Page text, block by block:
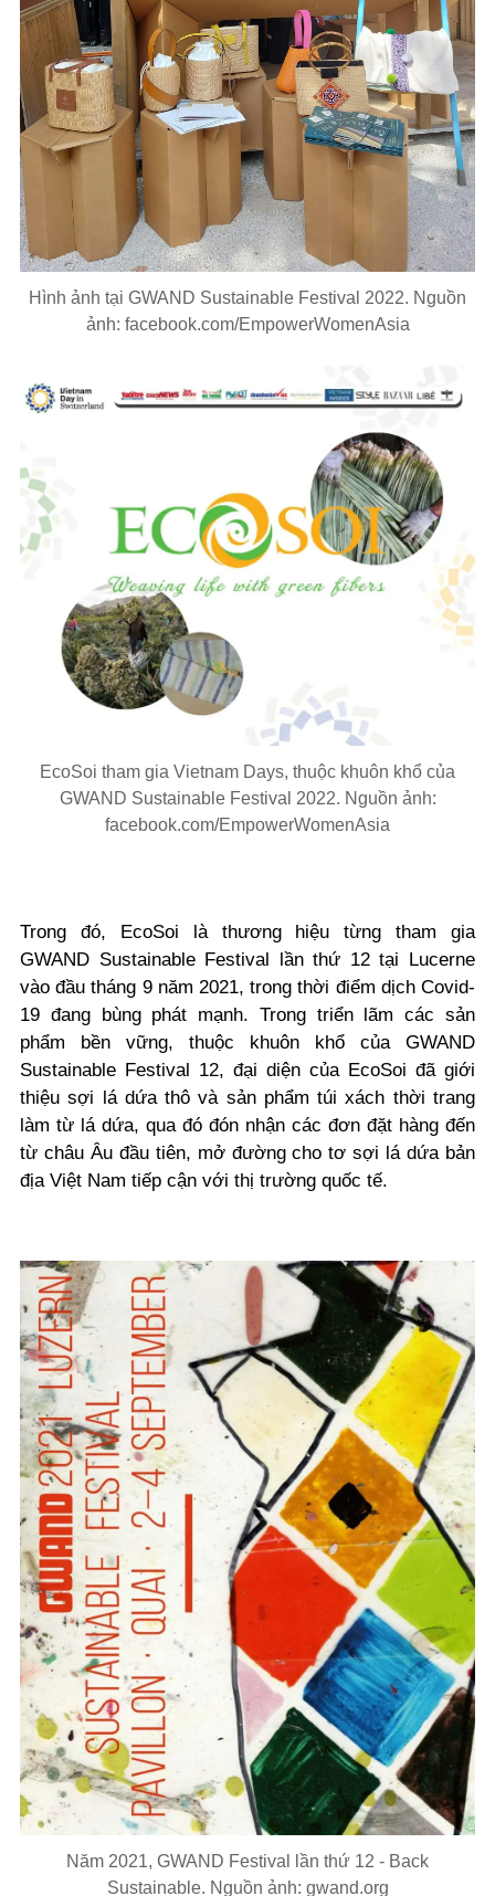
Hình ảnh tại GWAND Sustainable Festival 2022. Nguồn
ảnh: facebook.com/EmpowerWomenAsia
EcoSoi tham gia Vietnam Days, thuộc khuôn khổ của
GWAND Sustainable Festival 2022. Nguồn ảnh:
facebook.com/EmpowerWomenAsia
Trong đó, EcoSoi là thương hiệu từng tham gia
GWAND Sustainable Festival lần thứ 12 tại Lucerne
vào đầu tháng 9 năm 2021, trong thời điểm dịch Covid-
19 đang bùng phát mạnh. Trong triển lãm các sản
phẩm bền vững, thuộc khuôn khổ của GWAND
Sustainable Festival 12, đại diện của EcoSoi đã giới
thiệu sợi lá dứa thô và sản phẩm túi xách thời trang
làm từ lá dứa, qua đó đón nhận các đơn đặt hàng đến
từ châu Âu đầu tiên, mở đường cho tơ sợi lá dứa bản
địa Việt Nam tiếp cận với thị trường quốc tế.
Năm 2021, GWAND Festival lần thứ 12 - Back
Sustainable. Nguồn ảnh: gwand.org